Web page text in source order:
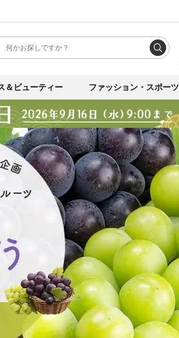
＆ビューティー ファッション・スポーツ